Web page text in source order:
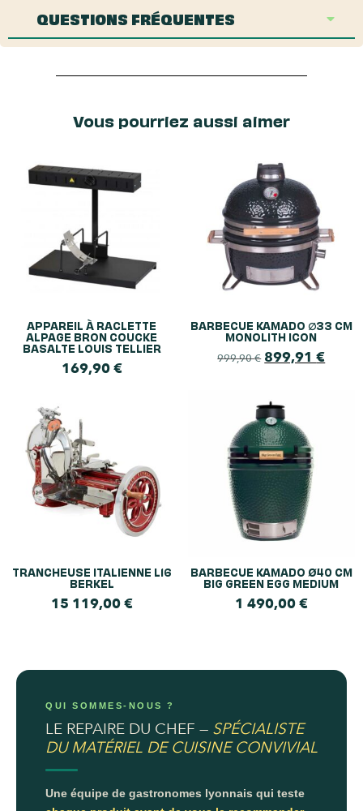
QUESTIONS FRÉQUENTES
Vous pourriez aussi aimer
APPAREIL À RACLETTE
ALPAGE BRON COUCKE
BASALTE LOUIS TELLIER
169,90€
BARBECUE KAMADO ∅33 CM
MONOLITH ICON
999,90€ 899,91€
TRANCHEUSE ITALIENNE L16
BERKEL
15 119,00€
BARBECUE KAMADO Ø40 CM
BIG GREEN EGG MEDIUM
1 490,00€
QUI SOMMES-NOUS ?
LE REPAIRE DU CHEF — SPÉCIALISTE
DU MATÉRIEL DE CUISINE CONVIVIAL
Une équipe de gastronomes lyonnais qui teste